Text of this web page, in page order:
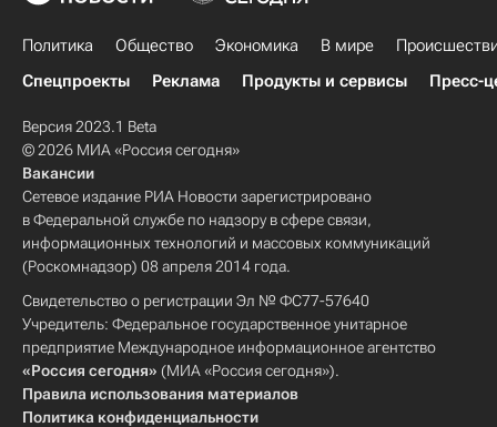
Политика Общество Экономика В мире
Спецпроекты
Реклама Продукты и сервисы Пресс-
Версия 2023.1 Beta
© 2026 МИА «Россия сегодня»
Вакансии
Сетевое издание РИА Новости зарегистрировано
в Федеральной службе по надзору в сфере связи,
информационных технологий и массовых коммуникаций
(Роскомнадзор) 08 апреля 2014 года.
Свидетельство о регистрации Эл № ФС77-57640
Учредитель: Федеральное государственное унитарное
предприятие Международное информационное агентство
«Россия сегодня» (МИА «Россия сегодня»).
Правила использования материалов
Политика конфиденциальности